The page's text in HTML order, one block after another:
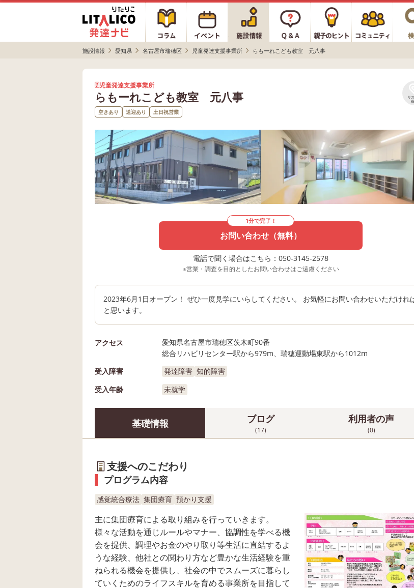
施設情報 愛知県 名古屋市瑞穂区 児童発達支援事業所 らもーれこども教室 元八事
児童発達支援事業所
らもーれこども教室 元八事
リ
空きあり 送迎あり 土日祝営業
1分で完了！
お問い合わせ（無料）
電話で聞く場合はこちら：050-3145-2578
※営業・調査を目的としたお問い合わせはご遠慮ください
2023年6月1日オープン！ ぜひ一度見学にいらしてください。 お気軽にお問い合わせいただけれ
と思います。
アクセス
愛知県名古屋市瑞穂区茨木町90番
総合リハビリセンター駅から979m、瑞穂運動場東駅から1012m
受入障害
発達障害 知的障害
受入年齢
未就学
基礎情報 ブログ
(17)
利用者の声
(0)
支援へのこだわり
プログラム内容
感覚統合療法 集団療育 預かり支援
主に集団療育による取り組みを行っていきます。
様々な活動を通じルールやマナー、協調性を学べる機
会を提供、調理やお金のやり取り等生活に直結するよ
うな経験、他社との関わり方など豊かな生活経験を重
ねられる機会を提供し、社会の中でスムーズに暮らし
ていくためのライフスキルを育める事業所を目指して